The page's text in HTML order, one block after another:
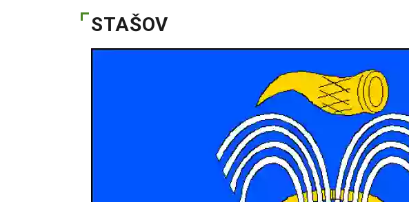
STAŠOV